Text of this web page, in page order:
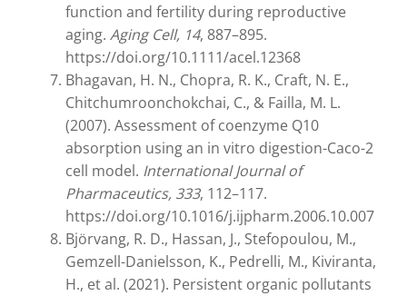
function and fertility during reproductive
aging. Aging Cell, 14, 887–895.
https://doi.org/10.1111/acel.12368
Bhagavan, H. N., Chopra, R. K., Craft, N. E.,
Chitchumroonchokchai, C., & Failla, M. L.
(2007). Assessment of coenzyme Q10
absorption using an in vitro digestion-Caco-2
cell model. International Journal of
Pharmaceutics, 333, 112–117.
https://doi.org/10.1016/j.ijpharm.2006.10.007
Björvang, R. D., Hassan, J., Stefopoulou, M.,
Gemzell-Danielsson, K., Pedrelli, M., Kiviranta,
H., et al. (2021). Persistent organic pollutants